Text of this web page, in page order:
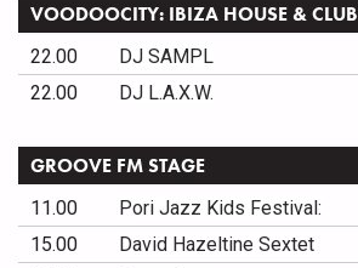
VOODOOCITY: IBIZA HOUSE & CLUB
22.00
DJ SAMPL
22.00
DJ L.A.X.W.
GROOVE FM STAGE
11.00
Pori Jazz Kids Festival:
15.00
David Hazeltine Sextet